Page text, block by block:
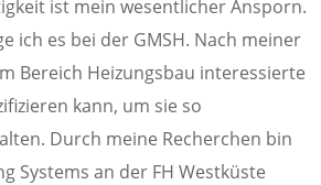
ist mein wesentlicher Ansporn.
ich es bei der GMSH. Nach meiner
Bereich Heizungsbau interessierte
kann, um sie so
Durch meine Recherchen bin
Systems an der FH Westküste